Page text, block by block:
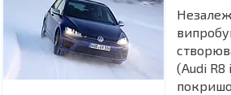
(Audi R8